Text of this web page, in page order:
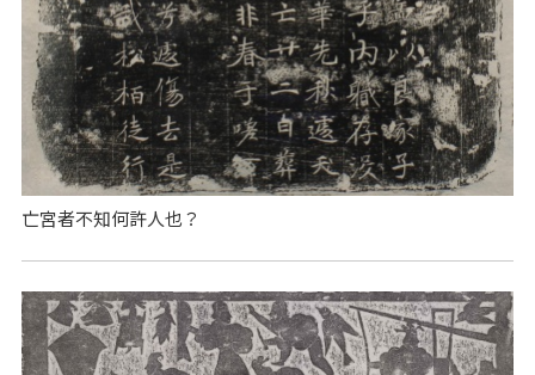
亡宮者不知何許人也？